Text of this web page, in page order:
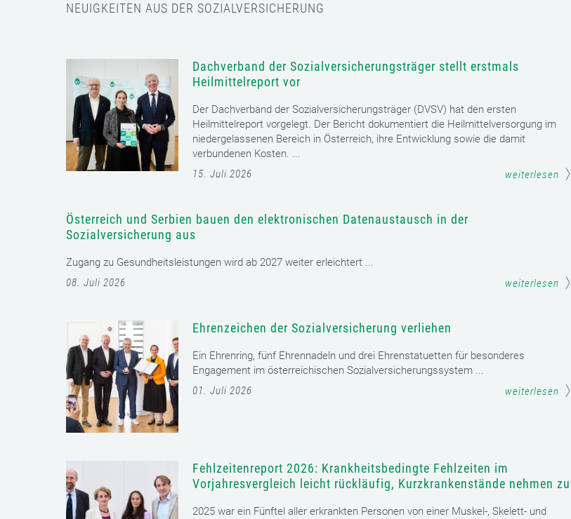
NEUIGKEITEN AUS DER SOZIALVERSICHERUNG
Dachverband der Sozialversicherungsträger stellt erstmals
Heilmittelreport vor
Der Dachverband der Sozialversicherungsträger (DVSV) hat den ersten
Heilmittelreport vorgelegt. Der Bericht dokumentiert die Heilmittelversorgung im
niedergelassenen Bereich in Österreich, ihre Entwicklung sowie die damit
verbundenen Kosten. ...
15. Juli 2026
weiterlesen
Österreich und Serbien bauen den elektronischen Datenaustausch in der
Sozialversicherung aus
Zugang zu Gesundheitsleistungen wird ab 2027 weiter erleichtert ...
08. Juli 2026
weiterlesen
Ehrenzeichen der Sozialversicherung verliehen
Ein Ehrenring, fünf Ehrennadeln und drei Ehrenstatuetten für besonderes
Engagement im österreichischen Sozialversicherungssystem ...
01. Juli 2026
weiterlesen
Fehlzeitenreport 2026: Krankheitsbedingte Fehlzeiten im
Vorjahresvergleich leicht rückläufig, Kurzkrankenstände nehmen zu
2025 war ein Fünftel aller erkrankten Personen von einer Muskel-, Skelett- und